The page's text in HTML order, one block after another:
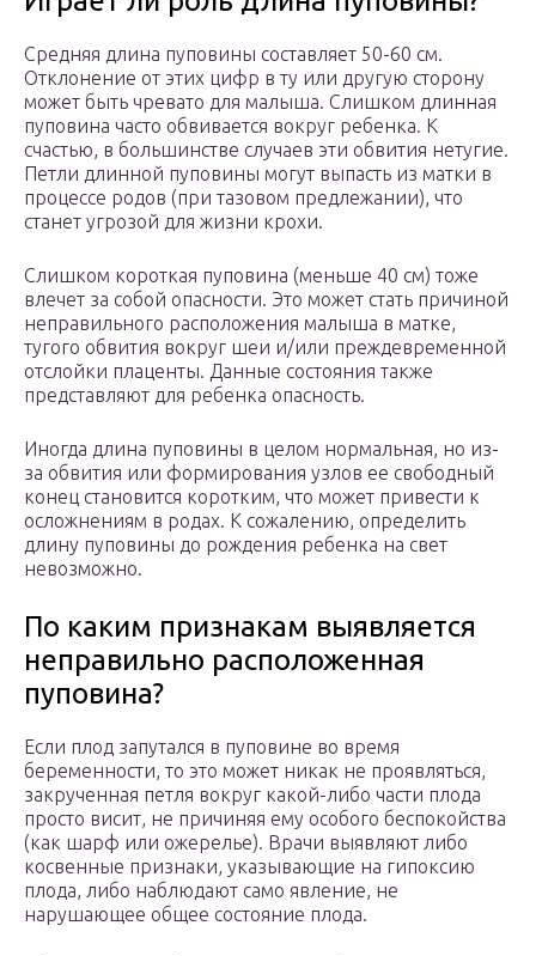
Средняя длина пуповины составляет 50-60 см.
Отклонение от этих цифр в ту или другую сторону
может быть чревато для малыша. Слишком длинная
пуповина часто обвивается вокруг ребенка. К
счастью, в большинстве случаев эти обвития нетугие.
Петли длинной пуповины могут выпасть из матки в
процессе родов (при тазовом предлежании), что
станет угрозой для жизни крохи.
Слишком короткая пуповина (меньше 40 см) тоже
влечет за собой опасности. Это может стать причиной
неправильного расположения малыша в матке,
тугого обвития вокруг шеи и/или преждевременной
отслойки плаценты. Данные состояния также
представляют для ребенка опасность.
Иногда длина пуповины в целом нормальная, но из-
за обвития или формирования узлов ее свободный
конец становится коротким, что может привести к
осложнениям в родах. К сожалению, определить
длину пуповины до рождения ребенка на свет
невозможно.
По каким признакам выявляется
неправильно расположенная
пуповина?
Если плод запутался в пуповине во время
беременности, то это может никак не проявляться,
закрученная петля вокруг какой-либо части плода
просто висит, не причиняя ему особого беспокойства
(как шарф или ожерелье). Врачи выявляют либо
косвенные признаки, указывающие на гипоксию
плода, либо наблюдают само явление, не
нарушающее общее состояние плода.